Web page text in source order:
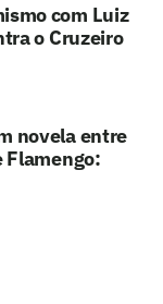
com Luiz
o Cruzeiro
novela entre
Flamengo: